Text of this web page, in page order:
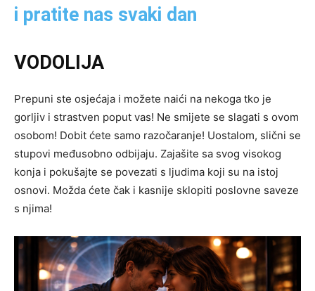
i pratite nas svaki dan
VODOLIJA
Prepuni ste osjećaja i možete naići na nekoga tko je
gorljiv i strastven poput vas! Ne smijete se slagati s ovom
osobom! Dobit ćete samo razočaranje! Uostalom, slični se
stupovi međusobno odbijaju. Zajašite sa svog visokog
konja i pokušajte se povezati s ljudima koji su na istoj
osnovi. Možda ćete čak i kasnije sklopiti poslovne saveze
s njima!